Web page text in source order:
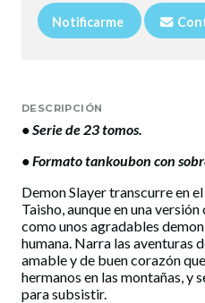
Notificarme
DESCRIPCIÓN
• Serie de 23 tomos.
• Formato tankoubon con
Demon Slayer transcurre en
Taisho, aunque en una
como unos agradables
humana. Narra las aventuras
amable y de buen corazón
hermanos en las montañas, y
para subsistir.